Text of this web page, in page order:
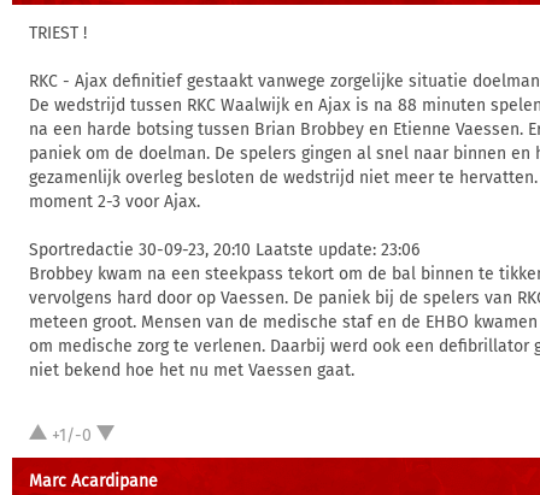
TRIEST !
RKC - Ajax definitief gestaakt vanwege zorgelijke situatie
De wedstrijd tussen RKC Waalwijk en Ajax is na 88 minuten
na een harde botsing tussen Brian Brobbey en Etienne Vaessen.
paniek om de doelman. De spelers gingen al snel naar binnen en
gezamenlijk overleg besloten de wedstrijd niet meer te
moment 2-3 voor Ajax.
Sportredactie 30-09-23, 20:10 Laatste update: 23:06
Brobbey kwam na een steekpass tekort om de bal binnen te
vervolgens hard door op Vaessen. De paniek bij de spelers van
meteen groot. Mensen van de medische staf en de EHBO
om medische zorg te verlenen. Daarbij werd ook een defibrillator
niet bekend hoe het nu met Vaessen gaat.
+1/-0
Marc Acardipane